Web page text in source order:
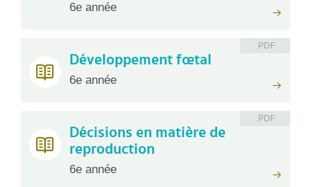
6e année
.PDF
Développement fœtal
6e année
.PDF
Décisions en matière de
reproduction
6e année